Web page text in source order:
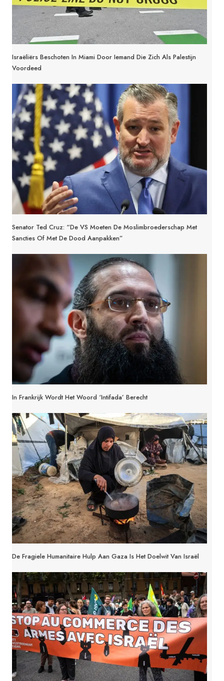
Israëliërs Beschoten In Miami Door Iemand Die Zich Als Palestijn
Voordeed
Senator Ted Cruz: “De VS Moeten De Moslimbroederschap Met
Sancties Of Met De Dood Aanpakken”
In Frankrijk Wordt Het Woord ‘Intifada’ Berecht
De Fragiele Humanitaire Hulp Aan Gaza Is Het Doelwit Van Israël